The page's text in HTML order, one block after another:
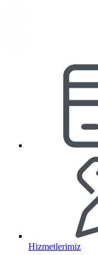
Hizmetlerimiz